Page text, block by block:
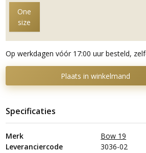
One
size
Op werkdagen vóór 17:00 uur besteld,
Plaats in winkelmand
Specificaties
Merk
Bow 19
Leveranciercode
3036-02